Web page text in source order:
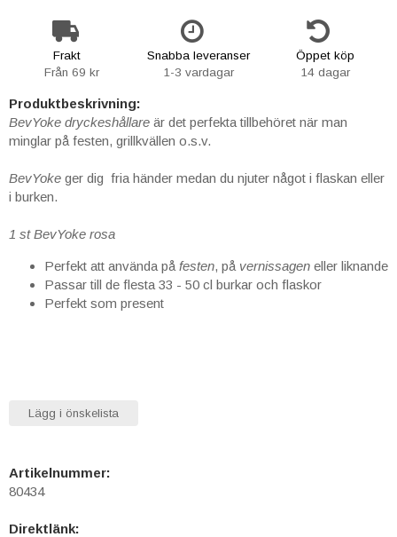
Frakt
Från 69 kr
Snabba leveranser
1-3 vardagar
Öppet köp
14 dagar
Produktbeskrivning:
BevYoke dryckeshållare är det perfekta tillbehöret när man
minglar på festen, grillkvällen o.s.v.
BevYoke ger dig fria händer medan du njuter något i flaskan eller
i burken.
1 st BevYoke rosa
Perfekt att använda på festen, på vernissagen eller liknande
Passar till de flesta 33 - 50 cl burkar och flaskor
Perfekt som present
Lägg i önskelista
Artikelnummer:
80434
Direktlänk: